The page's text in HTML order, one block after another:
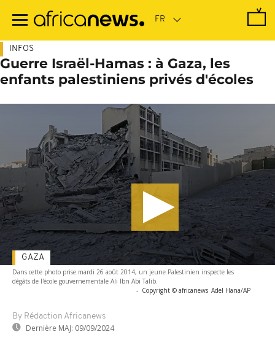
contenu
INFOS
Guerre Israël-Hamas : à Gaza, les
enfants palestiniens privés d'écoles
Dans cette photo prise mardi 26 août 2014, un jeune Palestinien inspecte les
dégâts de l'école gouvernementale Ali Ibn Abi Talib.
- Copyright © africanews Adel Hana/AP
By Rédaction Africanews
Dernière MAJ: 09/09/2024
GAZA